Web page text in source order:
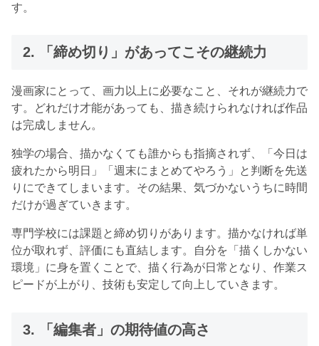
す。
2. 「締め切り」があってこその継続力
漫画家にとって、画力以上に必要なこと、それが継続力で
す。どれだけ才能があっても、描き続けられなければ作品
は完成しません。
独学の場合、描かなくても誰からも指摘されず、「今日は
疲れたから明日」「週末にまとめてやろう」と判断を先送
りにできてしまいます。その結果、気づかないうちに時間
だけが過ぎていきます。
専門学校には課題と締め切りがあります。描かなければ単
位が取れず、評価にも直結します。自分を「描くしかない
環境」に身を置くことで、描く行為が日常となり、作業ス
ピードが上がり、技術も安定して向上していきます。
3. 「編集者」の期待値の高さ